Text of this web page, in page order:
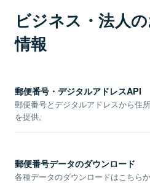
ビジネス・法人
情報
郵便番号・デジタルアドレスAPI
郵便番号とデジタルアドレスから住
を提供。
郵便番号データのダウンロード
各種データのダウンロードはこちら